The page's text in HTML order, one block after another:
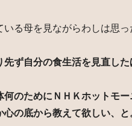
いる母を見ながらわしは思っ
先ず自分の食生活を見直し
何のためにＮＨＫホットモ
心の底から教えて欲しい、と